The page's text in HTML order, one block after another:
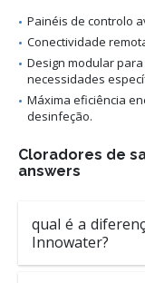
Painéis de controlo
Conectividade
Design modular
necessidades
Máxima eficiência
desinfeção.
Cloradores de
answers
qual é a
Innowater?